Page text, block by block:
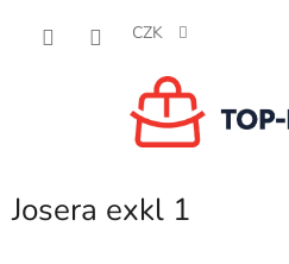
CZK
Josera exkl 1